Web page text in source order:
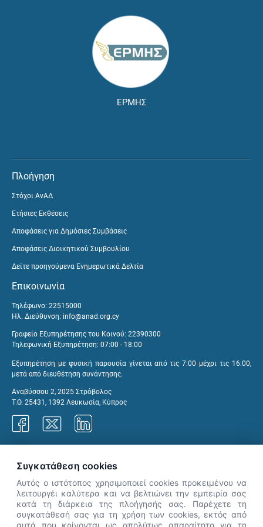
ΕΡΜΗΣ
Πλοήγηση
Στόχοι ΑνΑΔ
Ετήσιες Εκθέσεις
Αποφάσεις για Δημόσιες Συμβάσεις
Αποφάσεις Διοικητικού Συμβουλίου
Δείτε προηγούμενα Ενημερωτικά Δελτία
Επικοινωνία
Τηλέφωνο: 22515000
Ηλ. Διεύθυνση: info@anad.org.cy
Γραφείο Εξυπηρέτησης του Κοινού: 22390300
Τηλεφωνική Εξυπηρέτηση: 07:00 - 18:00
Εξυπηρέτηση με φυσική παρουσία γίνεται από τις 7:00 μέχρι τις 16:00,
μετά από διευθέτηση συνάντησης.
Αναβύσσου 2, 2025 Στρόβολος
Τ.Θ. 25431, 1392 Λευκωσία, Κύπρος
👋 Καλώς ήρθες! Είμαι η Νόησις.
Συγκατάθεση cookies
Αυτός ο ιστότοπος χρησιμοποιεί cookies προκειμένου να
λειτουργέι καλύτερα και να βελτιώνει την εμπειρία σας
κατά τη διάρκεια της πλοήγησής σας. Παρέχετε τη
συγκατάθεσή σας για τη χρήση των cookies, εκτός από
αυτά που κρίνονται ως απολύτως απαραίτητα για τη